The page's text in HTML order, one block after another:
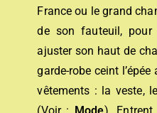
France ou le grand
de son fauteuil, pour
ajuster son haut de
garde-robe ceint
vêtements : la veste,